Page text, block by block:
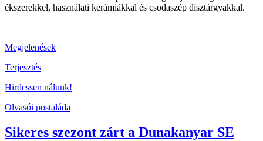
ékszerekkel, használati kerámiákkal és csodaszép dísztárgyakkal.
Megjelenések
Terjesztés
Hirdessen nálunk!
Olvasói postaláda
Sikeres szezont zárt a Dunakanyar SE